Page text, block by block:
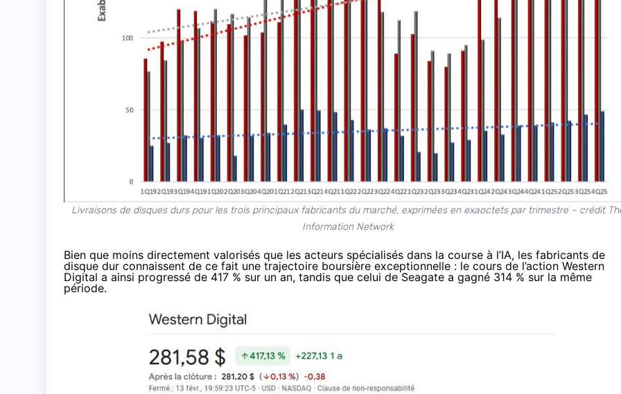
Livraisons de disques durs pour les trois principaux fabricants du marché, exprimées en exaoctets par trimestre – crédit
Information Network
Bien que moins directement valorisés que les acteurs spécialisés dans la course à l’IA, les fabricants de
disque dur connaissent de ce fait une trajectoire boursière exceptionnelle : le cours de l’action Western
Digital a ainsi progressé de 417 % sur un an, tandis que celui de Seagate a gagné 314 % sur la même
période.